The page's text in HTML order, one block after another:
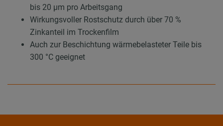
bis 20 µm pro Arbeitsgang
Wirkungsvoller Rostschutz durch über 70 %
Zinkanteil im Trockenfilm
Auch zur Beschichtung wärmebelasteter Teile bis
300 °C geeignet